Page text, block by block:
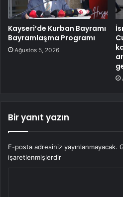
Kayseri’de Kurban Bayramı
Bayramlaşma Programı
Ağustos 5, 2026
Bir yanıt yazın
E-posta adresiniz yayınlanmayacak.
işaretlenmişlerdir